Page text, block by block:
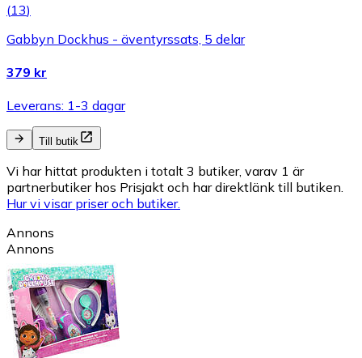
(13)
Gabbyn Dockhus - äventyrssats, 5 delar
379 kr
Leverans: 1-3 dagar
Till butik
Vi har hittat produkten i totalt 3 butiker, varav 1 är
partnerbutiker hos Prisjakt och har direktlänk till butiken.
Hur vi visar priser och butiker.
Annons
Annons